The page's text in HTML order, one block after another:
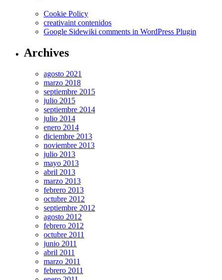
Cookie Policy
creativaint contenidos
Google Sidewiki comments in WordPress Plugin
Archives
agosto 2021
marzo 2018
septiembre 2015
julio 2015
septiembre 2014
julio 2014
enero 2014
diciembre 2013
noviembre 2013
julio 2013
mayo 2013
abril 2013
marzo 2013
febrero 2013
octubre 2012
septiembre 2012
agosto 2012
febrero 2012
octubre 2011
junio 2011
abril 2011
marzo 2011
febrero 2011